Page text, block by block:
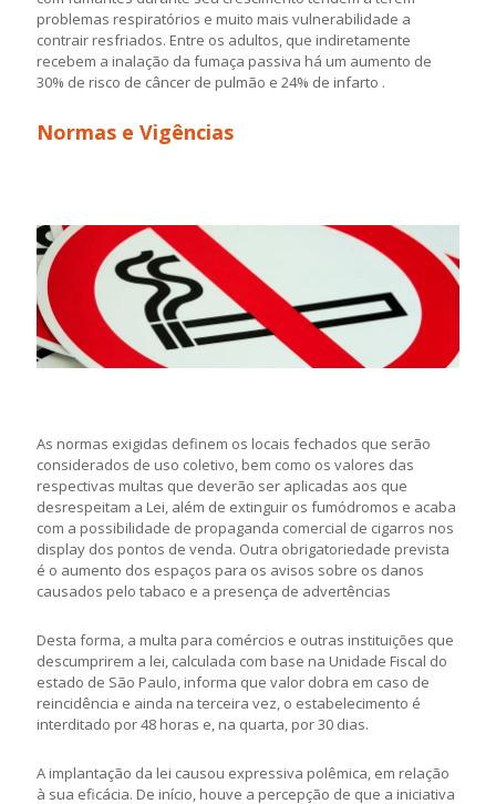
problemas respiratórios e muito mais vulnerabilidade a
contrair resfriados. Entre os adultos, que indiretamente
recebem a inalação da fumaça passiva há um aumento de
30% de risco de câncer de pulmão e 24% de infarto .
Normas e Vigências
As normas exigidas definem os locais fechados que serão
considerados de uso coletivo, bem como os valores das
respectivas multas que deverão ser aplicadas aos que
desrespeitam a Lei, além de extinguir os fumódromos e acaba
com a possibilidade de propaganda comercial de cigarros nos
display dos pontos de venda. Outra obrigatoriedade prevista
é o aumento dos espaços para os avisos sobre os danos
causados pelo tabaco e a presença de advertências
Desta forma, a multa para comércios e outras instituições que
descumprirem a lei, calculada com base na Unidade Fiscal do
estado de São Paulo, informa que valor dobra em caso de
reincidência e ainda na terceira vez, o estabelecimento é
interditado por 48 horas e, na quarta, por 30 dias.
A implantação da lei causou expressiva polêmica, em relação
à sua eficácia. De início, houve a percepção de que a iniciativa